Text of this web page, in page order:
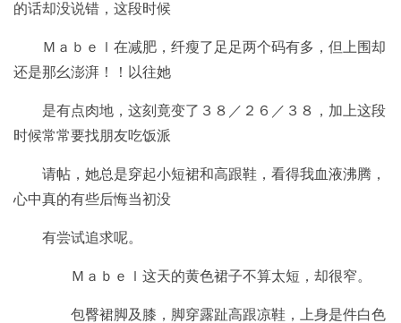
的话却没说错，这段时候
Ｍａｂｅｌ在减肥，纤瘦了足足两个码有多，但上围却
还是那幺澎湃！！以往她
是有点肉地，这刻竟变了３８／２６／３８，加上这段
时候常常要找朋友吃饭派
请帖，她总是穿起小短裙和高跟鞋，看得我血液沸腾，
心中真的有些后悔当初没
有尝试追求呢。
Ｍａｂｅｌ这天的黄色裙子不算太短，却很窄。
包臀裙脚及膝，脚穿露趾高跟凉鞋，上身是件白色